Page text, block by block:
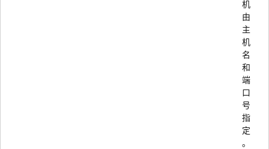
机
由
主
机
名
和
端
口
号
指
定
。